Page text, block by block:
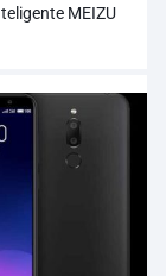
MEIZU